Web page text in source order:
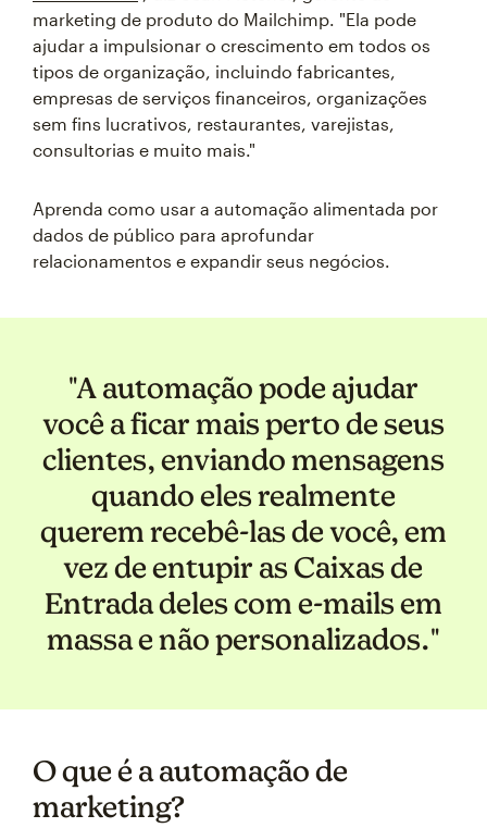
marketing de produto do Mailchimp. "Ela pode
ajudar a impulsionar o crescimento em todos os
tipos de organização, incluindo fabricantes,
empresas de serviços financeiros, organizações
sem fins lucrativos, restaurantes, varejistas,
consultorias e muito mais."
Aprenda como usar a automação alimentada por
dados de público para aprofundar
relacionamentos e expandir seus negócios.
"A automação pode ajudar
você a ficar mais perto de seus
clientes, enviando mensagens
quando eles realmente
querem recebê-las de você, em
vez de entupir as Caixas de
Entrada deles com e-mails em
massa e não personalizados."
O que é a automação de
marketing?